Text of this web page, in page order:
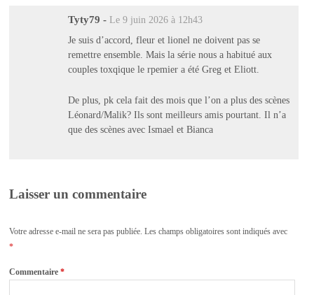
Tyty79 - Le 9 juin 2026 à 12h43
Je suis d’accord, fleur et lionel ne doivent pas se
remettre ensemble. Mais la série nous a habitué aux
couples toxqique le rpemier a été Greg et Eliott.
De plus, pk cela fait des mois que l’on a plus des scènes
Léonard/Malik? Ils sont meilleurs amis pourtant. Il n’a
que des scènes avec Ismael et Bianca
Laisser un commentaire
Votre adresse e-mail ne sera pas publiée. Les champs obligatoires sont indiqués avec
*
Commentaire*